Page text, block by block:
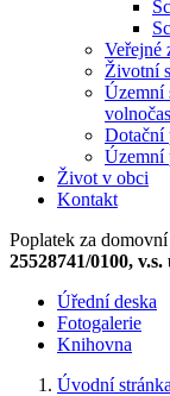
Veřejné
Životní
Územní
Dotační
Územní
Život v obci
Kontakt
Poplatek za
25528741/0100,
Úřední deska
Fotogalerie
Knihovna
Úvodní stránka